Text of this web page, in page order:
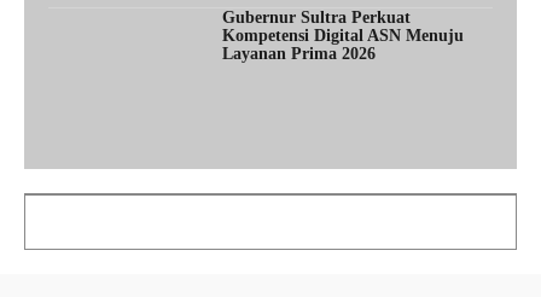
Gubernur Sultra Perkuat
Kompetensi Digital ASN Menuju
Layanan Prima 2026